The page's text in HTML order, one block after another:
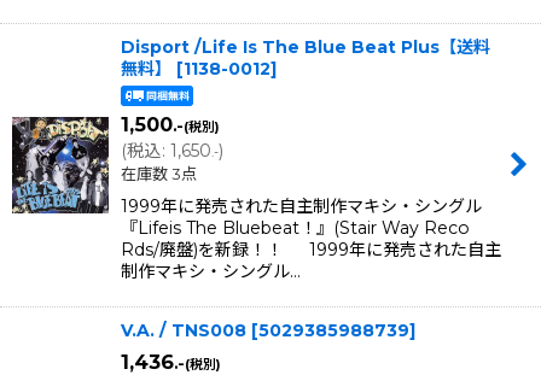
Disport /Life Is The Blue Beat Plus【送料
無料】
[1138-0012]
1,500.-(税別)
(税込: 1,650.-)
在庫数 3点
1999年に発売された自主制作マキシ・シングル
『Lifeis The Bluebeat！』(Stair Way Reco
Rds/廃盤)を新録！！ 1999年に発売された自主
制作マキシ・シングル…
V.A. / TNS008 [5029385988739]
1,436.-(税別)